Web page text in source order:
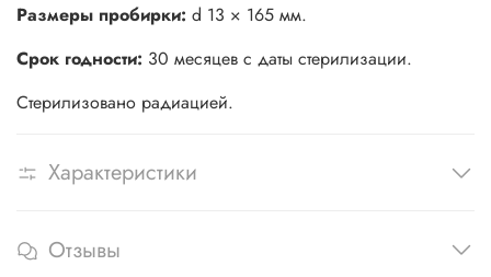
Размеры пробирки: d 13 × 165 мм.
Срок годности: 30 месяцев с даты стерилизации.
Стерилизовано радиацией.
Характеристики
Отзывы